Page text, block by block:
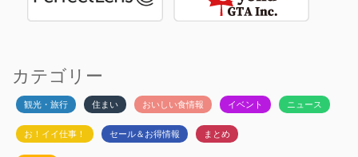
カテゴリー
観光・旅行 住まい おいしい食情報 イベント ニュース
お！イイ仕事！ セール＆お得情報 まとめ